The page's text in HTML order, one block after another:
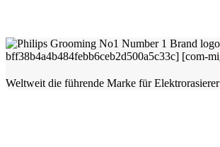
Weltweit die führende Marke für Elektrorasierer